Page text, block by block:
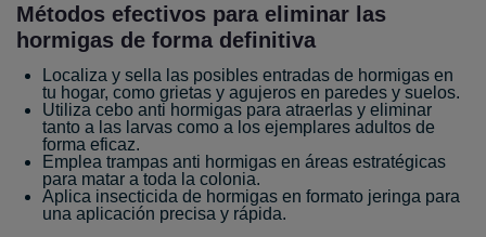
Métodos efectivos para eliminar las
hormigas de forma definitiva
Localiza y sella las posibles entradas de hormigas en
tu hogar, como grietas y agujeros en paredes y suelos.
Utiliza cebo anti hormigas para atraerlas y eliminar
tanto a las larvas como a los ejemplares adultos de
forma eficaz.
Emplea trampas anti hormigas en áreas estratégicas
para matar a toda la colonia.
Aplica insecticida de hormigas en formato jeringa para
una aplicación precisa y rápida.